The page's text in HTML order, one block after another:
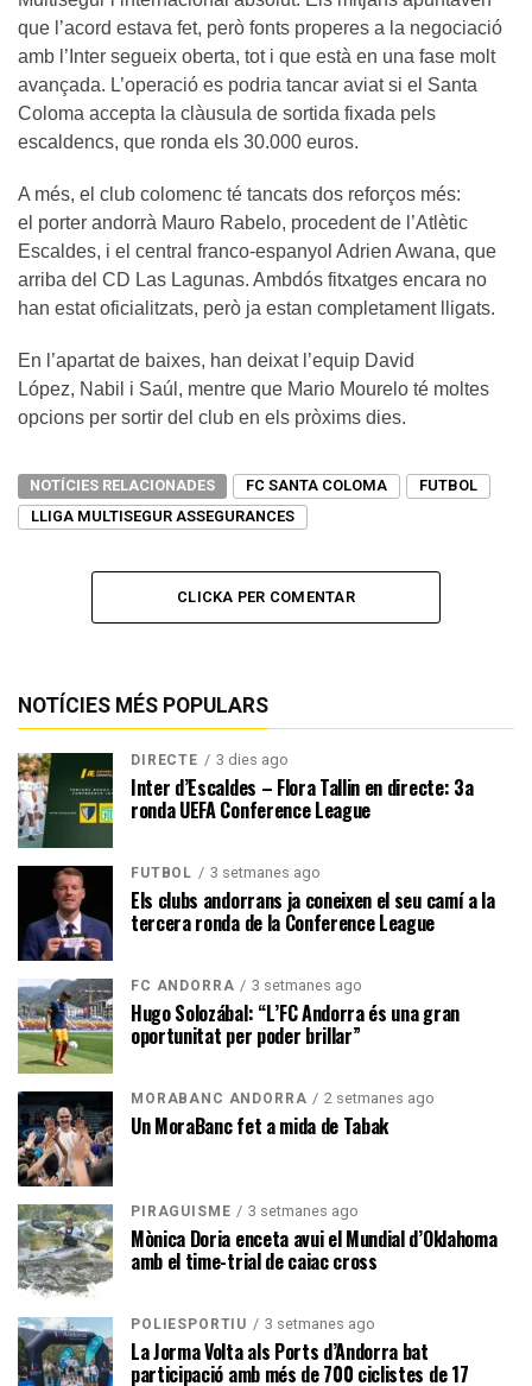
que l’acord estava fet, però fonts properes a la negociació
amb l’Inter segueix oberta, tot i que està en una fase molt
avançada. L’operació es podria tancar aviat si el Santa
Coloma accepta la clàusula de sortida fixada pels
escaldencs, que ronda els 30.000 euros.
A més, el club colomenc té tancats dos reforços més:
el porter andorrà Mauro Rabelo, procedent de l’Atlètic
Escaldes, i el central franco-espanyol Adrien Awana, que
arriba del CD Las Lagunas. Ambdós fitxatges encara no
han estat oficialitzats, però ja estan completament lligats.
En l’apartat de baixes, han deixat l’equip David
López, Nabil i Saúl, mentre que Mario Mourelo té moltes
opcions per sortir del club en els pròxims dies.
NOTÍCIES RELACIONADES FC SANTA COLOMA
FUTBOL
LLIGA MULTISEGUR ASSEGURANCES
CLICKA PER COMENTAR
NOTÍCIES MÉS POPULARS
DIRECTE 3 dies ago
Inter d’Escaldes – Flora Tallin en directe: 3a
ronda UEFA Conference League
FUTBOL 3 setmanes ago
Els clubs andorrans ja coneixen el seu camí a la
tercera ronda de la Conference League
FC ANDORRA 3 setmanes ago
Hugo Solozábal: “L’FC Andorra és una gran
oportunitat per poder brillar”
MORABANC ANDORRA 2 setmanes ago
Un MoraBanc fet a mida de Tabak
PIRAGÜISME 3 setmanes ago
Mònica Doria enceta avui el Mundial d’Oklahoma
amb el time-trial de caiac cross
POLIESPORTIU 3 setmanes ago
La Jorma Volta als Ports d’Andorra bat
participació amb més de 700 ciclistes de 17